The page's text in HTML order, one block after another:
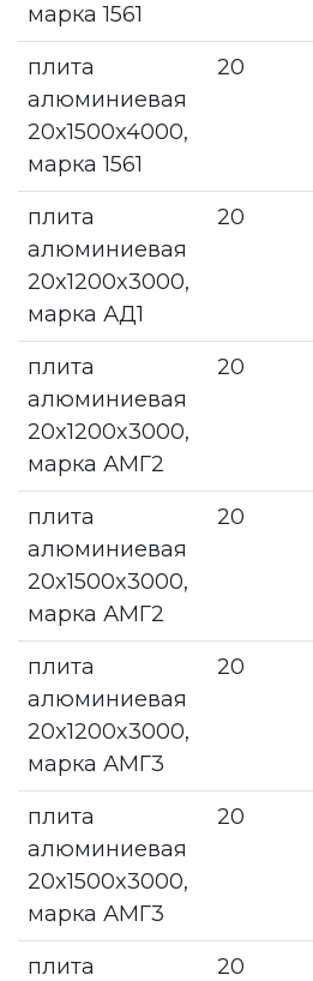
марка 1561
плита
алюминиевая
20x1500x4000,
марка 1561
20
плита
алюминиевая
20x1200x3000,
марка АД1
20
плита
алюминиевая
20x1200x3000,
марка АМГ2
20
плита
алюминиевая
20x1500x3000,
марка АМГ2
20
плита
алюминиевая
20x1200x3000,
марка АМГ3
20
плита
алюминиевая
20x1500x3000,
марка АМГ3
20
плита 20